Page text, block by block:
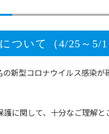
究会
ついて（4/25～5/1
新型コロナウイルス感染
に関して、十分なご理解と